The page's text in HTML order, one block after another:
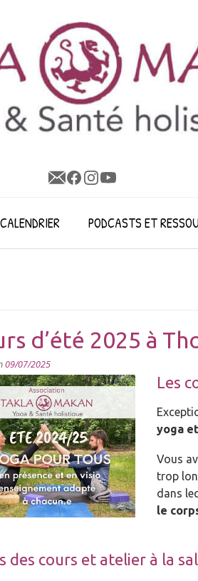
CALENDRIER PODCASTS ET
d’été 2025 à
09/07/2025
Les
yoga
Vous
trop
dans
le
des cours et atelier à la